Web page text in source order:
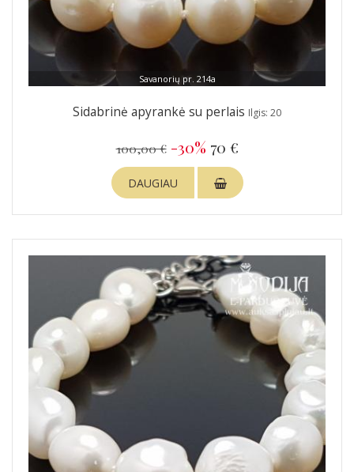
Savanorių pr. 214a
Sidabrinė apyrankė su perlais Ilgis: 20
100,00 € -30% 70 €
DAUGIAU